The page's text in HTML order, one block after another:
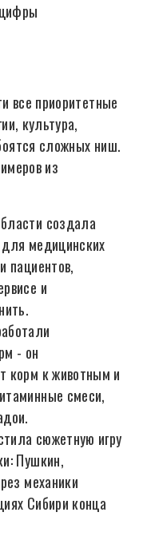
все приоритетные
культура,
сложных ниш.
из
создала
медицинских
пациентов,
и
- он
корм к животным и
смеси,
сюжетную игру
Пушкин,
механики
Сибири конца